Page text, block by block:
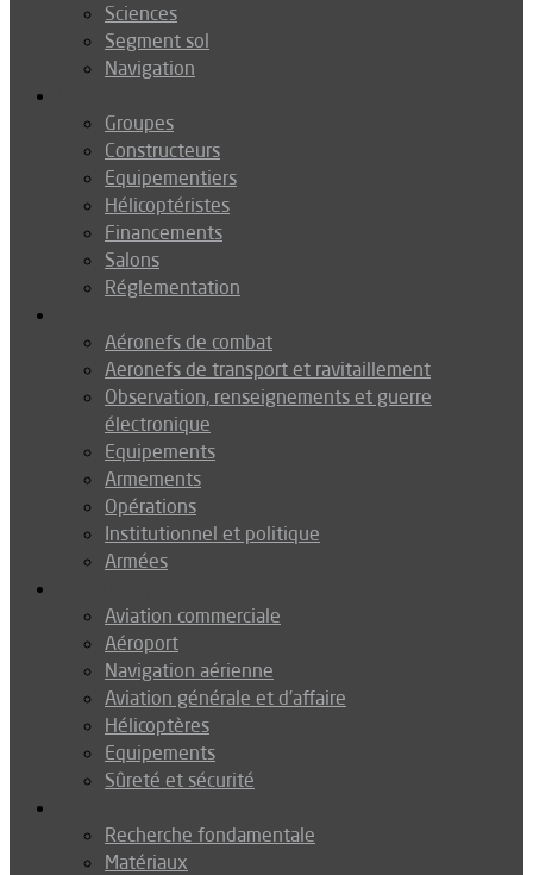
Sciences
Segment sol
Navigation
Groupes
Constructeurs
Equipementiers
Hélicoptéristes
Financements
Salons
Réglementation
Aéronefs de combat
Aeronefs de transport et ravitaillement
Observation, renseignements et guerre
électronique
Equipements
Armements
Opérations
Institutionnel et politique
Armées
Aviation commerciale
Aéroport
Navigation aérienne
Aviation générale et d’affaire
Hélicoptères
Equipements
Sûreté et sécurité
Recherche fondamentale
Matériaux